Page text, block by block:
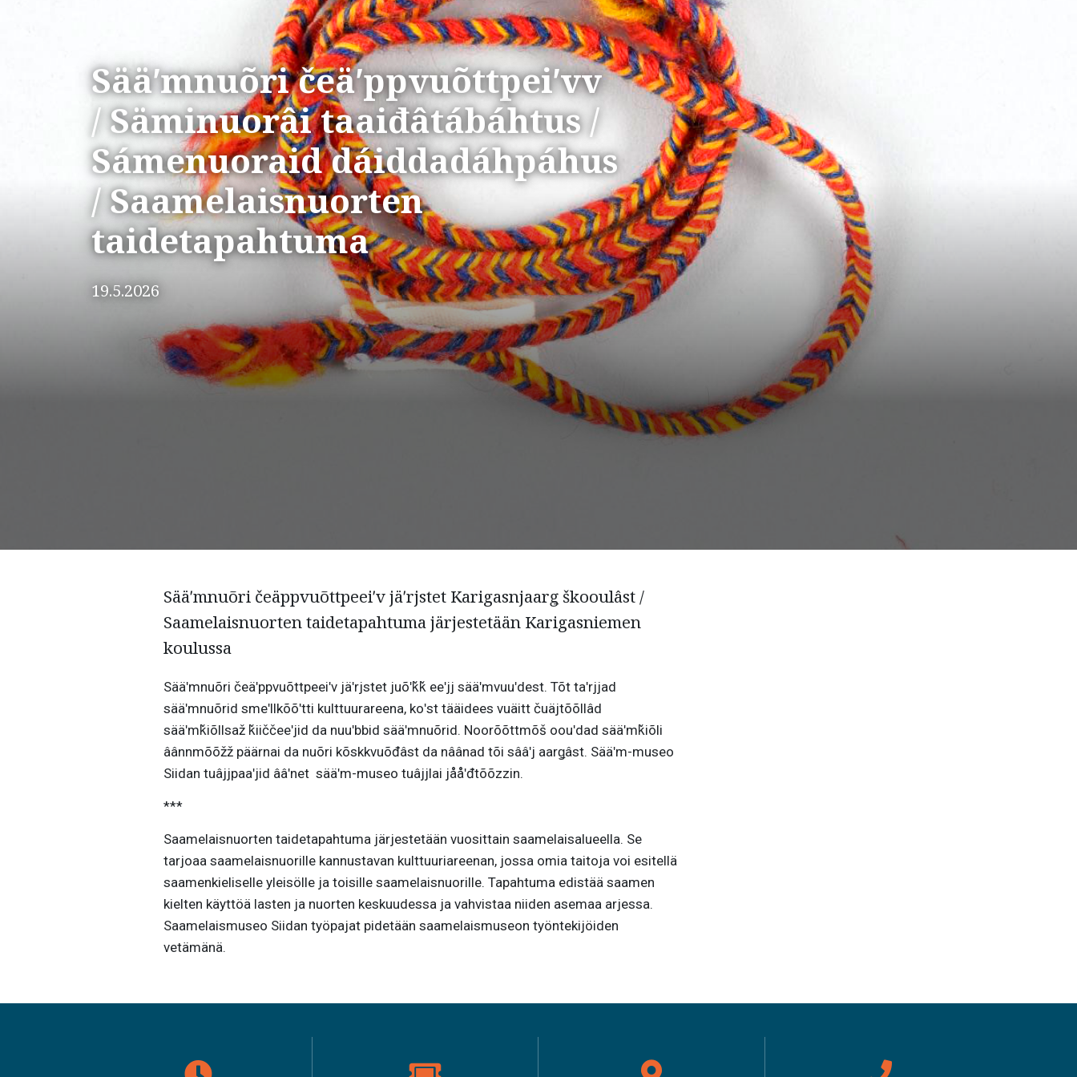
Sääʹmnuõri čeäʹppvuõttpeiʹvv
/ Säminuorâi taaiđâtábáhtus /
Sámenuoraid dáiddadáhpáhus
/ Saamelaisnuorten
taidetapahtuma
19.5.2026
Sääʹmnuõri čeäppvuõttpeeiʹv jäʹrjstet Karigasnjaarǥ škooulâst /
Saamelaisnuorten taidetapahtuma järjestetään Karigasniemen
koulussa
Sääʹmnuõri čeäʹppvuõttpeeiʹv jäʹrjstet juõʹǩǩ eeʹjj sääʹmvuuʹdest. Tõt taʹrjjad
sääʹmnuõrid smeʹllkõõʹtti kulttuurareena, koʹst tääidees vuäitt čuäjtõõllâd
sääʹmǩiõllsaž ǩiiččeeʹjid da nuuʹbbid sääʹmnuõrid. Noorõõttmõš oouʹdad sääʹmǩiõli
âânnmõõžž päärnai da nuõri kõskkvuõđâst da nâânad tõi sââʹj aarǥâst. Sääʹm-museo
Siidan tuâjjpaaʹjid ââʹnet sääʹm-museo tuâjjlai jååʹđtõõzzin.
***
Saamelaisnuorten taidetapahtuma järjestetään vuosittain saamelaisalueella. Se
tarjoaa saamelaisnuorille kannustavan kulttuuriareenan, jossa omia taitoja voi esitellä
saamenkieliselle yleisölle ja toisille saamelaisnuorille. Tapahtuma edistää saamen
kielten käyttöä lasten ja nuorten keskuudessa ja vahvistaa niiden asemaa arjessa.
Saamelaismuseo Siidan työpajat pidetään saamelaismuseon työntekijöiden
vetämänä.